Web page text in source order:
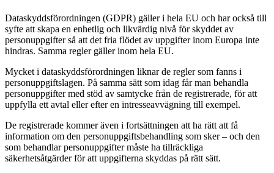
Dataskyddsförordningen (GDPR) gäller i hela EU och har också till
syfte att skapa en enhetlig och likvärdig nivå för skyddet av
personuppgifter så att det fria flödet av uppgifter inom Europa inte
hindras. Samma regler gäller inom hela EU.
Mycket i dataskyddsförordningen liknar de regler som fanns i
personuppgiftslagen. På samma sätt som idag får man behandla
personuppgifter med stöd av samtycke från de registrerade, för att
uppfylla ett avtal eller efter en intresseavvägning till exempel.
De registrerade kommer även i fortsättningen att ha rätt att få
information om den personuppgiftsbehandling som sker – och den
som behandlar personuppgifter måste ha tillräckliga
säkerhetsåtgärder för att uppgifterna skyddas på rätt sätt.